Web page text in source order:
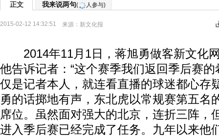
正文 我来说两句( 人参与)
2015-02-12 14:32:51 来源： 新文化报
2014年11月1日，蒋旭勇做客新文化网
他告诉记者：“这个赛季我们返回季后赛的
仅是记者本人，就连看直播的球迷都心存
勇的话掷地有声，东北虎以常规赛第五名
席位。虽然面对强大的北京，连折三阵，
进入季后赛已经完成了任务。九年以来他